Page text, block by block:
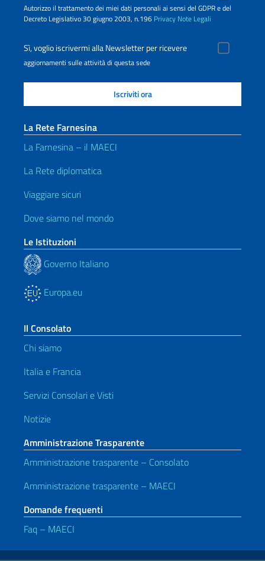
Autorizzo il trattamento dei miei dati personali ai sensi del GDPR e del
Decreto Legislativo 30 giugno 2003, n.196 Privacy Note Legali
Sì, voglio iscrivermi alla Newsletter per ricevere
aggiornamenti sulle attività di questa sede
La Rete Farnesina
La Farnesina – il MAECI
La Rete diplomatica
Viaggiare sicuri
Dove siamo nel mondo
Le Istituzioni
Governo Italiano
Europa.eu
Il Consolato
Chi siamo
Italia e Francia
Servizi Consolari e Visti
Notizie
Amministrazione Trasparente
Amministrazione trasparente – Consolato
Amministrazione trasparente – MAECI
Domande frequenti
Faq – MAECI